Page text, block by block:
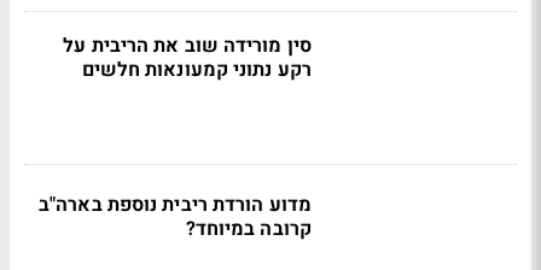
סין מורידה שוב את הריבית על
רקע נתוני קמעונאות חלשים
מדוע הורדת ריבית נוספת בארה"ב
קרובה במיוחד?